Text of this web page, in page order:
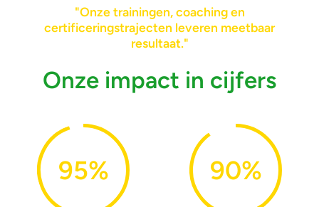
"Onze trainingen, coaching en
certificeringstrajecten leveren meetbaar
resultaat."
Onze impact in cijfers
95% 90%